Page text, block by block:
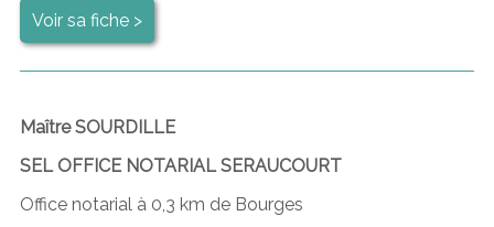
Voir sa fiche >
Maître SOURDILLE
SEL OFFICE NOTARIAL SERAUCOURT
Office notarial à 0,3 km de Bourges